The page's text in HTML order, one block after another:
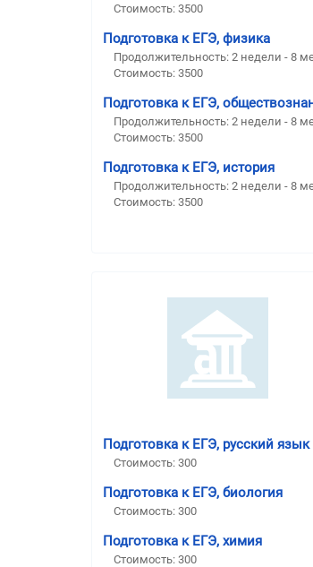
Стоимость: 3500
Подготовка к ЕГЭ, физика
Продолжительность: 2 недели - 8
Стоимость: 3500
Подготовка к ЕГЭ,
Продолжительность: 2 недели - 8
Стоимость: 3500
Подготовка к ЕГЭ, история
Продолжительность: 2 недели - 8
Стоимость: 3500
Подготовка к ЕГЭ, русский язык
Стоимость: 300
Подготовка к ЕГЭ, биология
Стоимость: 300
Подготовка к ЕГЭ, химия
Стоимость: 300